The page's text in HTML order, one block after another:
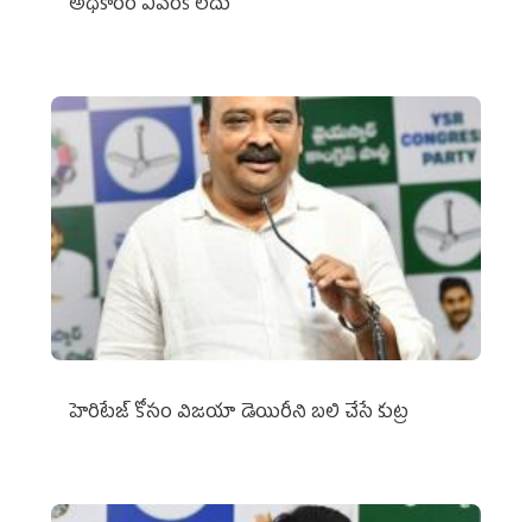
హెరిటేజ్ కోసం విజయా డెయిరీని బలి చేసే కుట్ర‌